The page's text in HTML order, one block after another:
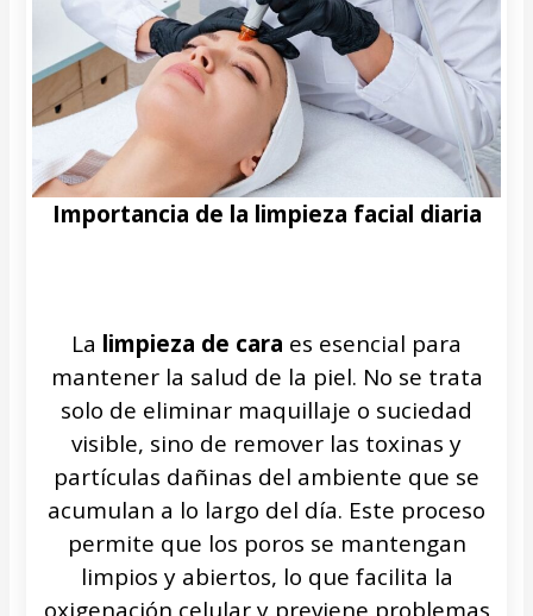
Importancia de la limpieza facial diaria
La limpieza de cara es esencial para
mantener la salud de la piel. No se trata
solo de eliminar maquillaje o suciedad
visible, sino de remover las toxinas y
partículas dañinas del ambiente que se
acumulan a lo largo del día. Este proceso
permite que los poros se mantengan
limpios y abiertos, lo que facilita la